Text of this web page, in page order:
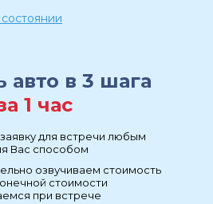
авто в 3 шага
1 час
для встречи любым
Вас способом
озвучиваем стоимость
стоимости
при встрече